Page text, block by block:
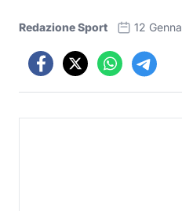
Redazione Sport 12